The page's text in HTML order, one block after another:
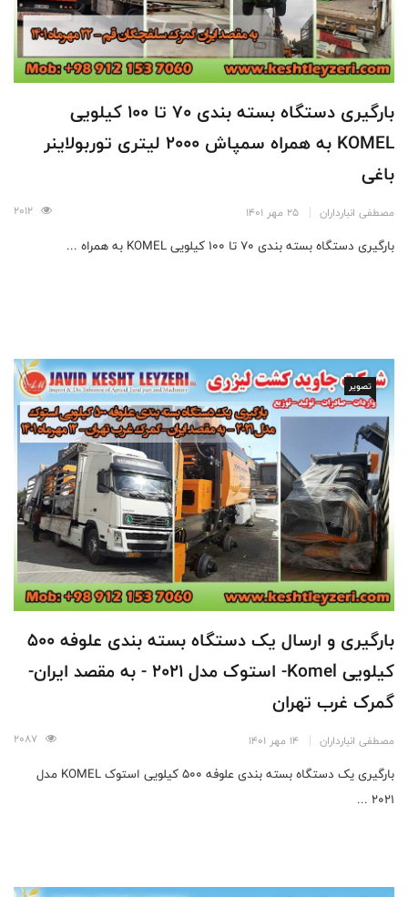
بارگیری دستگاه بسته بندی 70 تا 100 کیلویی
KOMEL به همراه سمپاش 2000 لیتری توربولاینر
باغی
مصطفی انبارداران 25 مهر 1401
بارگیری دستگاه بسته بندی 70 تا 100 کیلویی KOMEL به همراه ...
تصویر
بارگیری و ارسال یک دستگاه بسته بندی علوفه 500
کیلویی Komel- استوک مدل 2021 - به مقصد ایران-
گمرک غرب تهران
مصطفی انبارداران 14 مهر 1401
بارگیری یک دستگاه بسته بندی علوفه 500 کیلویی استوک KOMEL مدل
2021 ...